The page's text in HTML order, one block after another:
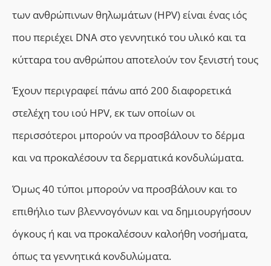
των ανθρώπινων θηλωμάτων (HPV) είναι ένας ιός
που περιέχει DNA στο γεννητικό του υλικό και τα
κύτταρα του ανθρώπου αποτελούν τον ξενιστή τους
Έχουν περιγραφεί πάνω από 200 διαφορετικά
στελέχη του ιού ΗΡV, εκ των οποίων οι
περισσότεροι μπορούν να προσβάλουν το δέρμα
και να προκαλέσουν τα δερματικά κονδυλώματα.
Όμως 40 τύποι μπορούννα προσβάλουν και το
επιθήλιο των βλεννογόνων καινα δημιουργήσουν
όγκους ή καινα προκαλέσουν καλοήθη νοσήματα,
όπως τα γεννητικά κονδυλώματα.